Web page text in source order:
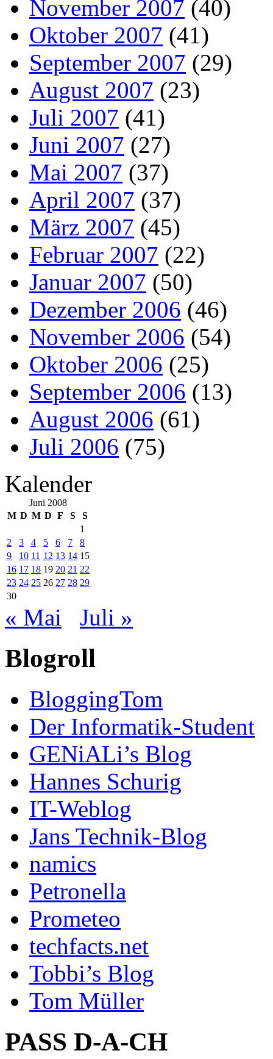
November 2007 (40)
Oktober 2007 (41)
September 2007 (29)
August 2007 (23)
Juli 2007 (41)
Juni 2007 (27)
Mai 2007 (37)
April 2007 (37)
März 2007 (45)
Februar 2007 (22)
Januar 2007 (50)
Dezember 2006 (46)
November 2006 (54)
Oktober 2006 (25)
September 2006 (13)
August 2006 (61)
Juli 2006 (75)
Kalender
Juni 2008
M D M D F S
S
1
2
3 4 5 6 7
8
9
10 11 12 13 14 15
16 17 18 19 20 21 22
23 24 25 26 27 28 29
30
« Mai Juli »
Blogroll
BloggingTom
Der Informatik-Student
GENiALi’s Blog
Hannes Schurig
IT-Weblog
Jans Technik-Blog
namics
Petronella
Prometeo
techfacts.net
Tobbi’s Blog
Tom Müller
PASS D-A-CH